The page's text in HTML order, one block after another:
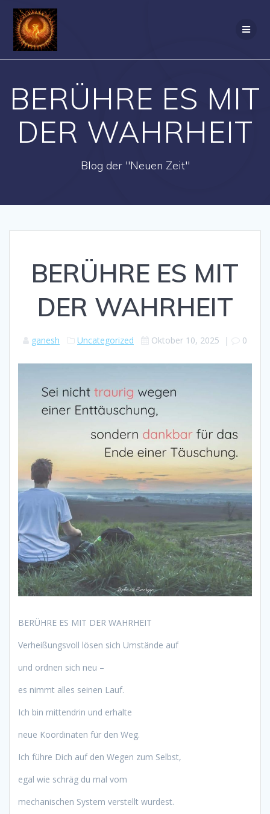
BERÜHRE ES MIT
DER WAHRHEIT
Blog der "Neuen Zeit"
BERÜHRE ES MIT
DER WAHRHEIT
ganesh Uncategorized Oktober 10, 2025 | 0
BERÜHRE ES MIT DER WAHRHEIT
Verheißungsvoll lösen sich Umstände auf
und ordnen sich neu –
es nimmt alles seinen Lauf.
Ich bin mittendrin und erhalte
neue Koordinaten für den Weg.
Ich führe Dich auf den Wegen zum Selbst,
egal wie schräg du mal vom
mechanischen System verstellt wurdest.